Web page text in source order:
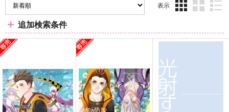
表示
ム
表
ム
表
ム
表
追加検索条件